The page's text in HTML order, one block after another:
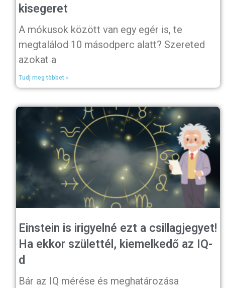
kisegeret
A mókusok között van egy egér is, te
megtalálod 10 másodperc alatt? Szereted
azokat a
Tudj meg többet »
Einstein is irigyelné ezt a csillagjegyet!
Ha ekkor születtél, kiemelkedő az IQ-
d
Bár az IQ mérése és meghatározása